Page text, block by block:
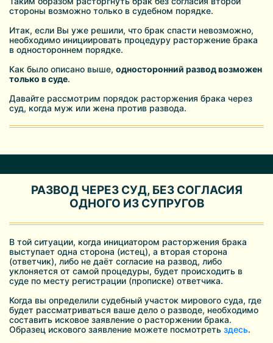
стороны возможно только в судебном порядке.
Итак, если Вы уже решили, что брак спасти невозможно,
необходимо инициировать процедуру расторжение брака
в одностороннем порядке.
Как было описано выше, односторонний развод возможен
только в суде.
Давайте рассмотрим порядок расторжения брака через
суд, когда муж или жена против развода.
РАЗВОД ЧЕРЕЗ СУД, БЕЗ СОГЛАСИЯ
ОДНОГО ИЗ СУПРУГОВ
В той ситуации, когда инициатором расторжения брака
выступает одна сторона (истец), а вторая сторона
(ответчик), либо не даёт согласие на развод, либо
уклоняется от самой процедуры, будет происходить в
суде по месту регистрации (прописке) ответчика.
Когда вы определили судебный участок мирового суда, где
будет рассматриваться ваше дело о разводе, необходимо
составить исковое заявление о расторжении брака.
Образец искового заявление можете посмотреть здесь.